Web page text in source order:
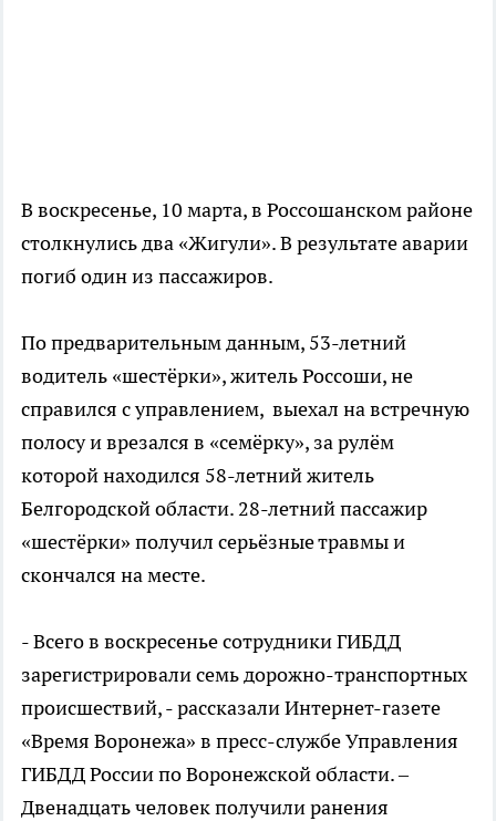
В воскресенье, 10 марта, в Россошанском районе
столкнулись два «Жигули». В результате аварии
погиб один из пассажиров.
По предварительным данным, 53-летний
водитель «шестёрки», житель Россоши, не
справился с управлением, выехал на встречную
полосу и врезался в «семёрку», за рулём
которой находился 58-летний житель
Белгородской области. 28-летний пассажир
«шестёрки» получил серьёзные травмы и
скончался на месте.
- Всего в воскресенье сотрудники ГИБДД
зарегистрировали семь дорожно-транспортных
происшествий, - рассказали Интернет-газете
«Время Воронежа» в пресс-службе Управления
ГИБДД России по Воронежской области. –
Двенадцать человек получили ранения